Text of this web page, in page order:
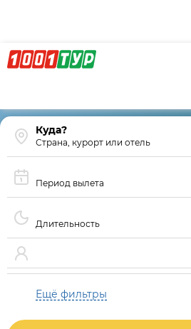
Страна, курорт или отель
Период вылета
Длительность
Ещё фильтры